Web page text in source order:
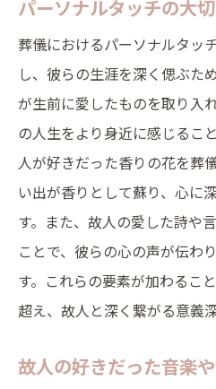
パーソナルタッチの大
葬儀におけるパーソナルタッ
し、彼らの生涯を深く偲ぶた
が生前に愛したものを取り入
の人生をより身近に感じるこ
人が好きだった香りの花を葬
い出が香りとして蘇り、心に
す。また、故人の愛した詩や
ことで、彼らの心の声が伝わ
す。これらの要素が加わるこ
超え、故人と深く繋がる意義
故人の好きだった音楽